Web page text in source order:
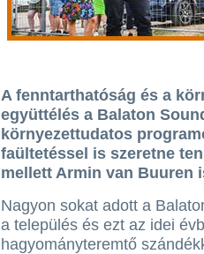
A fenntarthatóság és a
együttélés a Balaton
környezettudatos
faültetéssel is szeretne
mellett Armin van Buuren
Nagyon sokat adott a
a település és ezt az idei
hagyományteremtő